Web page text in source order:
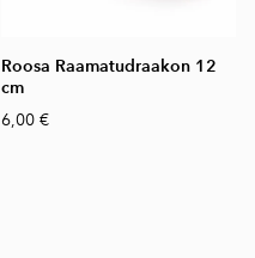
Roosa Raamatudraakon 12
cm
6,00 €